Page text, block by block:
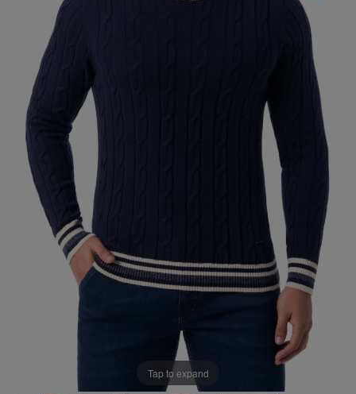
Tap to expand